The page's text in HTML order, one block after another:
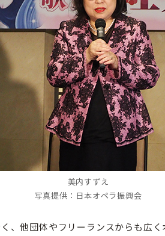
美内すずえ
写真提供：日本オペラ振興会
、他団体やフリーランスからも広